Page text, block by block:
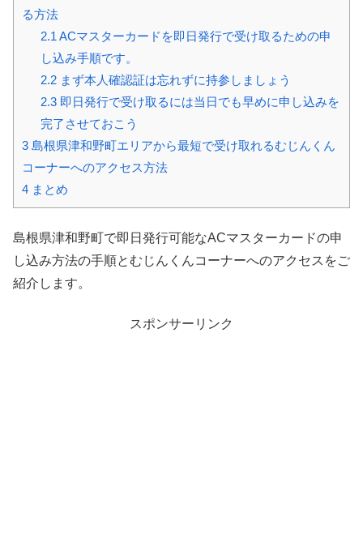
る方法
2.1 ACマスターカードを即日発行で受け取るための申
し込み手順です。
2.2まず本人確認証は忘れずに持参しましょう
2.3即日発行で受け取るには当日でも早めに申し込みを
完了させておこう
3 島根県津和野町エリアから最短で受け取れるむじんくん
コーナーへのアクセス方法
4 まとめ
島根県津和野町で即日発行可能なACマスターカードの申
し込み方法の手順とむじんくんコーナーへのアクセスをご
紹介します。
スポンサーリンク